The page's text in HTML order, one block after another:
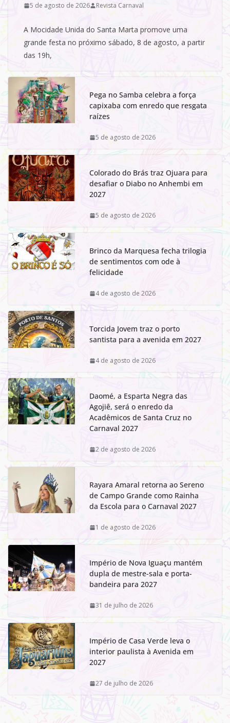
5 de agosto de 2026 Revista Carnaval
A Mocidade Unida do Santa Marta promove uma
grande festa no próximo sábado, 8 de agosto, a partir
das 19h,
Pega no Samba celebra a força
capixaba com enredo que resgata
raízes
5 de agosto de 2026
Colorado do Brás traz Ojuara para
desafiar o Diabo no Anhembi em
2027
5 de agosto de 2026
Brinco da Marquesa fecha trilogia
de sentimentos com ode à
felicidade
4 de agosto de 2026
Torcida Jovem traz o porto
santista para a avenida em 2027
4 de agosto de 2026
Daomé, a Esparta Negra das
Agojiê, será o enredo da
Acadêmicos de Santa Cruz no
Carnaval 2027
2 de agosto de 2026
Rayara Amaral retorna ao Sereno
de Campo Grande como Rainha
da Escola para o Carnaval 2027
1 de agosto de 2026
Império de Nova Iguaçu mantém
dupla de mestre-sala e porta-
bandeira para 2027
31 de julho de 2026
Império de Casa Verde leva o
interior paulista à Avenida em
2027
27 de julho de 2026